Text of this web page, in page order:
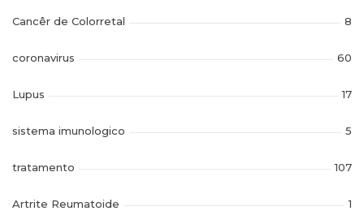
Cancêr de Colorretal 8
coronavirus 60
Lupus 17
sistema imunologico 5
tratamento 107
Artrite Reumatoide 1